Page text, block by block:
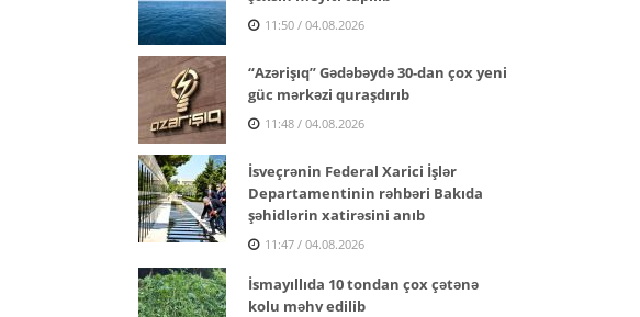
11:50 / 04.08.2026
“Azərişıq” Gədəbəydə 30-dan çox yeni
güc mərkəzi quraşdırıb
11:48 / 04.08.2026
İsveçrənin Federal Xarici İşlər
Departamentinin rəhbəri Bakıda
şəhidlərin xatirəsini anıb
11:47 / 04.08.2026
İsmayıllıda 10 tondan çox çətənə
kolu məhv edilib